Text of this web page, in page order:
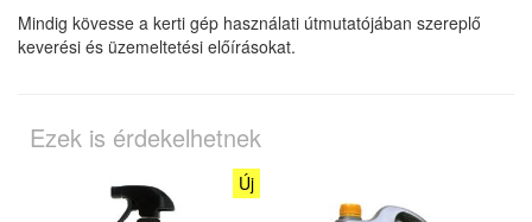
Mindig kövesse a kerti gép használati útmutatójában szereplő
keverési és üzemeltetési előírásokat.
Ezek is érdekelhetnek
Új